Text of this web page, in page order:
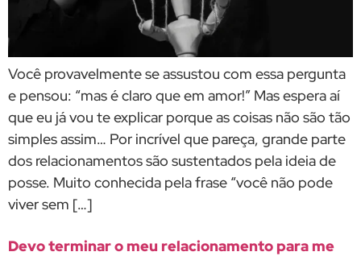
Você provavelmente se assustou com essa pergunta
e pensou: “mas é claro que em amor!” Mas espera aí
que eu já vou te explicar porque as coisas não são tão
simples assim… Por incrível que pareça, grande parte
dos relacionamentos são sustentados pela ideia de
posse. Muito conhecida pela frase “você não pode
viver sem […]
Devo terminar o meu relacionamento para me